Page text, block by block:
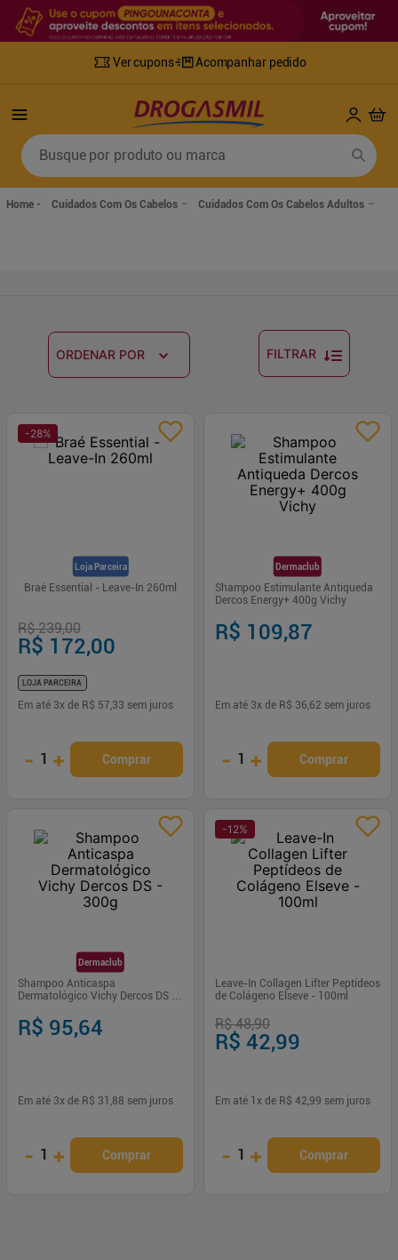
Ver cupons Acompanhar pedido
Busque por produto ou marca
Cuidados Com Os Cabelos Cuidados Com Os Cabelos Adultos
ORDENAR POR FILTRAR
Loja Parceira
-28%
Braé Essential - Leave-In 260ml
R$ 239,00
R$ 172,00
LOJA PARCEIRA
Em até 3x de R$ 57,33 sem juros
- 1 + Comprar
Dermaclub
Shampoo Estimulante Antiqueda
Dercos Energy+ 400g Vichy
R$ 109,87
Em até 3x de R$ 36,62 sem juros
- 1 + Comprar
Dermaclub
Shampoo Anticaspa
Dermatológico Vichy Dercos DS -
R$ 95,64
Em até 3x de R$ 31,88 sem juros
- 1 + Comprar
-12%
Leave-In Collagen Lifter Peptídeos
de Colágeno Elseve - 100ml
R$ 48,90
R$ 42,99
Em até 1 x de R$ 42,99 sem juros
- 1 + Comprar
Termos mais buscados
lenco umedecido
7º
sabonete líquido